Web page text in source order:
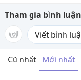
Tham gia bình luận
Cũ nhất Mới nhất